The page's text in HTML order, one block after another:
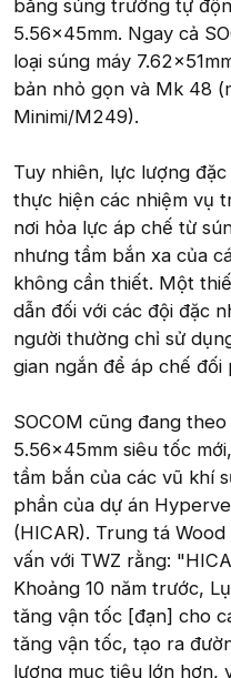
bằng súng trường tự
5.56x45mm. Ngay cả
loại súng máy
bản nhỏ gọn và Mk 48
Minimi/M249).
Tuy nhiên, lực lượng
thực hiện các nhiệm vụ
nơi hỏa lực áp chế từ
nhưng tầm bắn xa của
không cần thiết. Một
dẫn đối với các đội đặc
người thường chỉ sử
gian ngắn để áp chế đối
SOCOM cũng đang
5.56x45mm siêu tốc
tầm bắn của các vũ khí
phần của dự án
(HICAR). Trung tá
vấn với TWZ rằng:
Khoảng 10 năm trước,
tăng vận tốc [đạn] cho
tăng vận tốc, tạo ra
lượng mục tiêu lớn hơn,